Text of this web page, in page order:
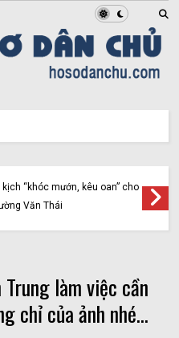
“khóc mướn, kêu oan” cho
Văn Thái
làm việc cần
chỉ của ảnh nhé...